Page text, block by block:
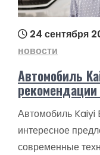
24 сентября
новости
Автомобиль
Автомобиль Kaiyi
интересное
современные